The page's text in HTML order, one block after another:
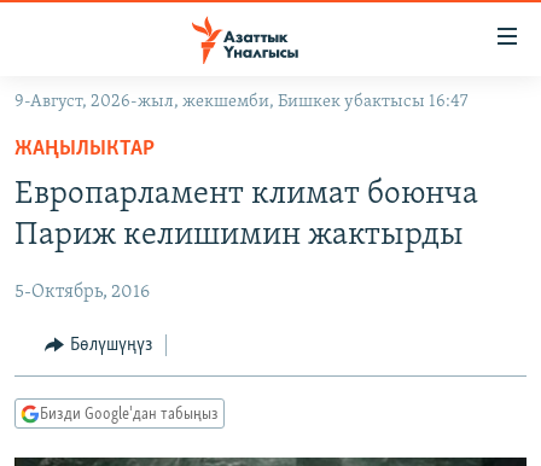
Навигацияга
өтүңүз
Издөөгө
салыңызКЫРГЫЗСТАН
ЭКОНОМИКА
МАДАНИЯТ
ДҮЙНӨ
БОРБОР АЗИЯ
УКРАИНА
АТАЙЫН ИЛИКТӨӨ
ТВ ПРОГРАММАЛАР
ЭКСПЕРТТЕР ТАЛДАЙТ
ӨЗГӨЧӨ ПИКИР
9-Август, 2026-жыл, жекшемби, Бишкек убактысы 16:47
ЖАҢЫЛЫКТАР
Европарламент климат боюнча
Париж келишимин жактырды
5-Октябрь, 2016
Бөлүшүңүз
Бизди Google'дан табыңыз